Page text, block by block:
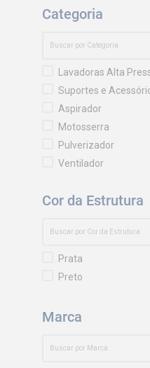
Categoria
Lavadoras Alta
Suportes e
Aspirador
Motosserra
Pulverizador
Ventilador
Vassoura para Jardim
Pincel
Lâmpada
Varredeira
Faca
Cor da Estrutura
Prata
Preto
Marca